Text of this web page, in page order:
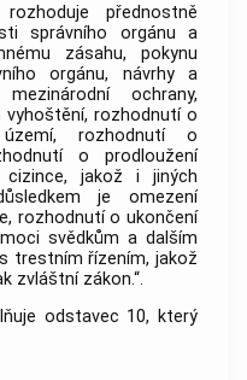
přednostně
správního orgánu a
zásahu, pokynu
orgánu, návrhy a
ochrany,
rozhodnutí o
rozhodnutí o
o prodloužení
jakož i jiných
je omezení
rozhodnutí o ukončení
svědkům a dalším
trestním řízením, jakož
zvláštní zákon.“.
odstavec 10, který